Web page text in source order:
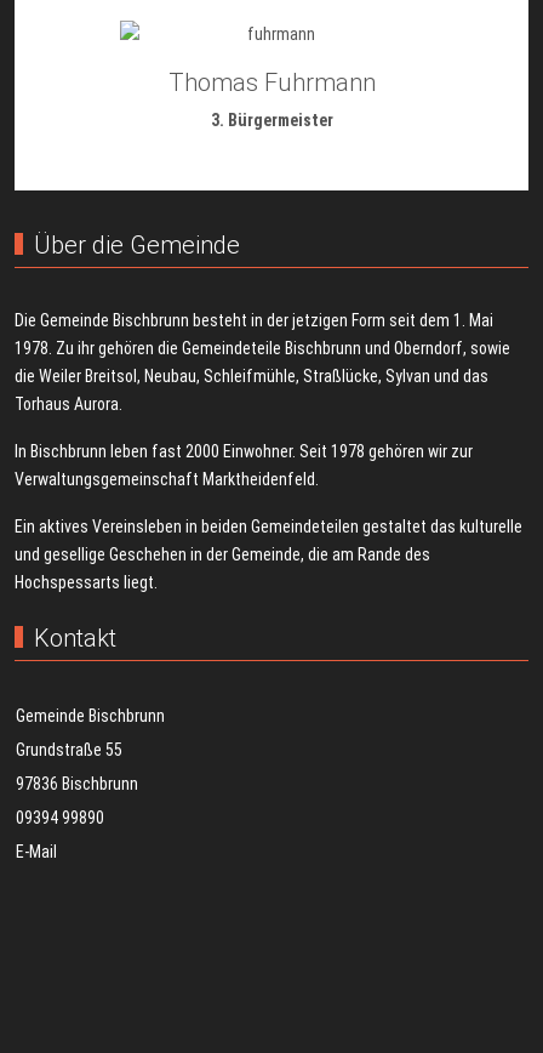
Thomas Fuhrmann
3. Bürgermeister
Über die Gemeinde
Die Gemeinde Bischbrunn besteht in der jetzigen Form seit dem 1. Mai
1978. Zu ihr gehören die Gemeindeteile Bischbrunn und Oberndorf, sowie
die Weiler Breitsol, Neubau, Schleifmühle, Straßlücke, Sylvan und das
Torhaus Aurora.
In Bischbrunn leben fast 2000 Einwohner. Seit 1978 gehören wir zur
Verwaltungsgemeinschaft Marktheidenfeld.
Ein aktives Vereinsleben in beiden Gemeindeteilen gestaltet das kulturelle
und gesellige Geschehen in der Gemeinde, die am Rande des
Hochspessarts liegt.
Kontakt
Gemeinde Bischbrunn
Grundstraße 55
97836 Bischbrunn
09394 99890
E-Mail